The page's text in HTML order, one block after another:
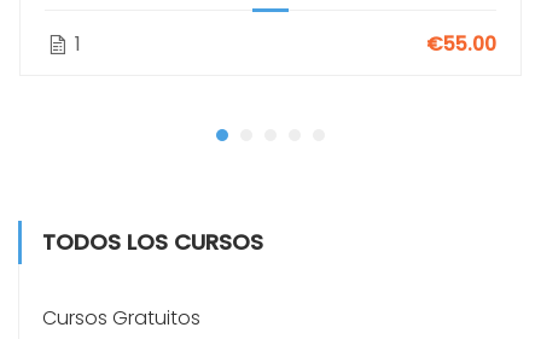
1 €55.00
TODOS LOS CURSOS
Cursos Gratuitos